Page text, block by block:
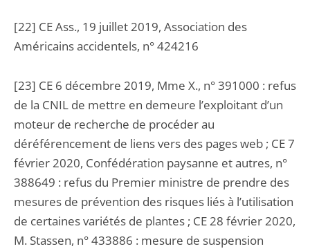
[22] CE Ass., 19 juillet 2019, Association des
Américains accidentels, n° 424216
[23] CE 6 décembre 2019, Mme X., n° 391000 : refus
de la CNIL de mettre en demeure l’exploitant d’un
moteur de recherche de procéder au
déréférencement de liens vers des pages web ; CE 7
février 2020, Confédération paysanne et autres, n°
388649 : refus du Premier ministre de prendre des
mesures de prévention des risques liés à l’utilisation
de certaines variétés de plantes ; CE 28 février 2020,
M. Stassen, n° 433886 : mesure de suspension